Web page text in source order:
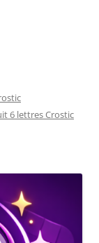
6 lettres Crostic